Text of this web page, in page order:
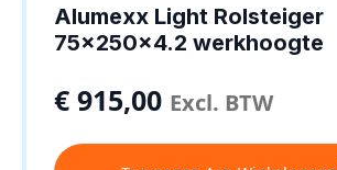
Alumexx Light Rolsteiger
75x250x4.2 werkhoogte
€ 915,00 Excl. BTW